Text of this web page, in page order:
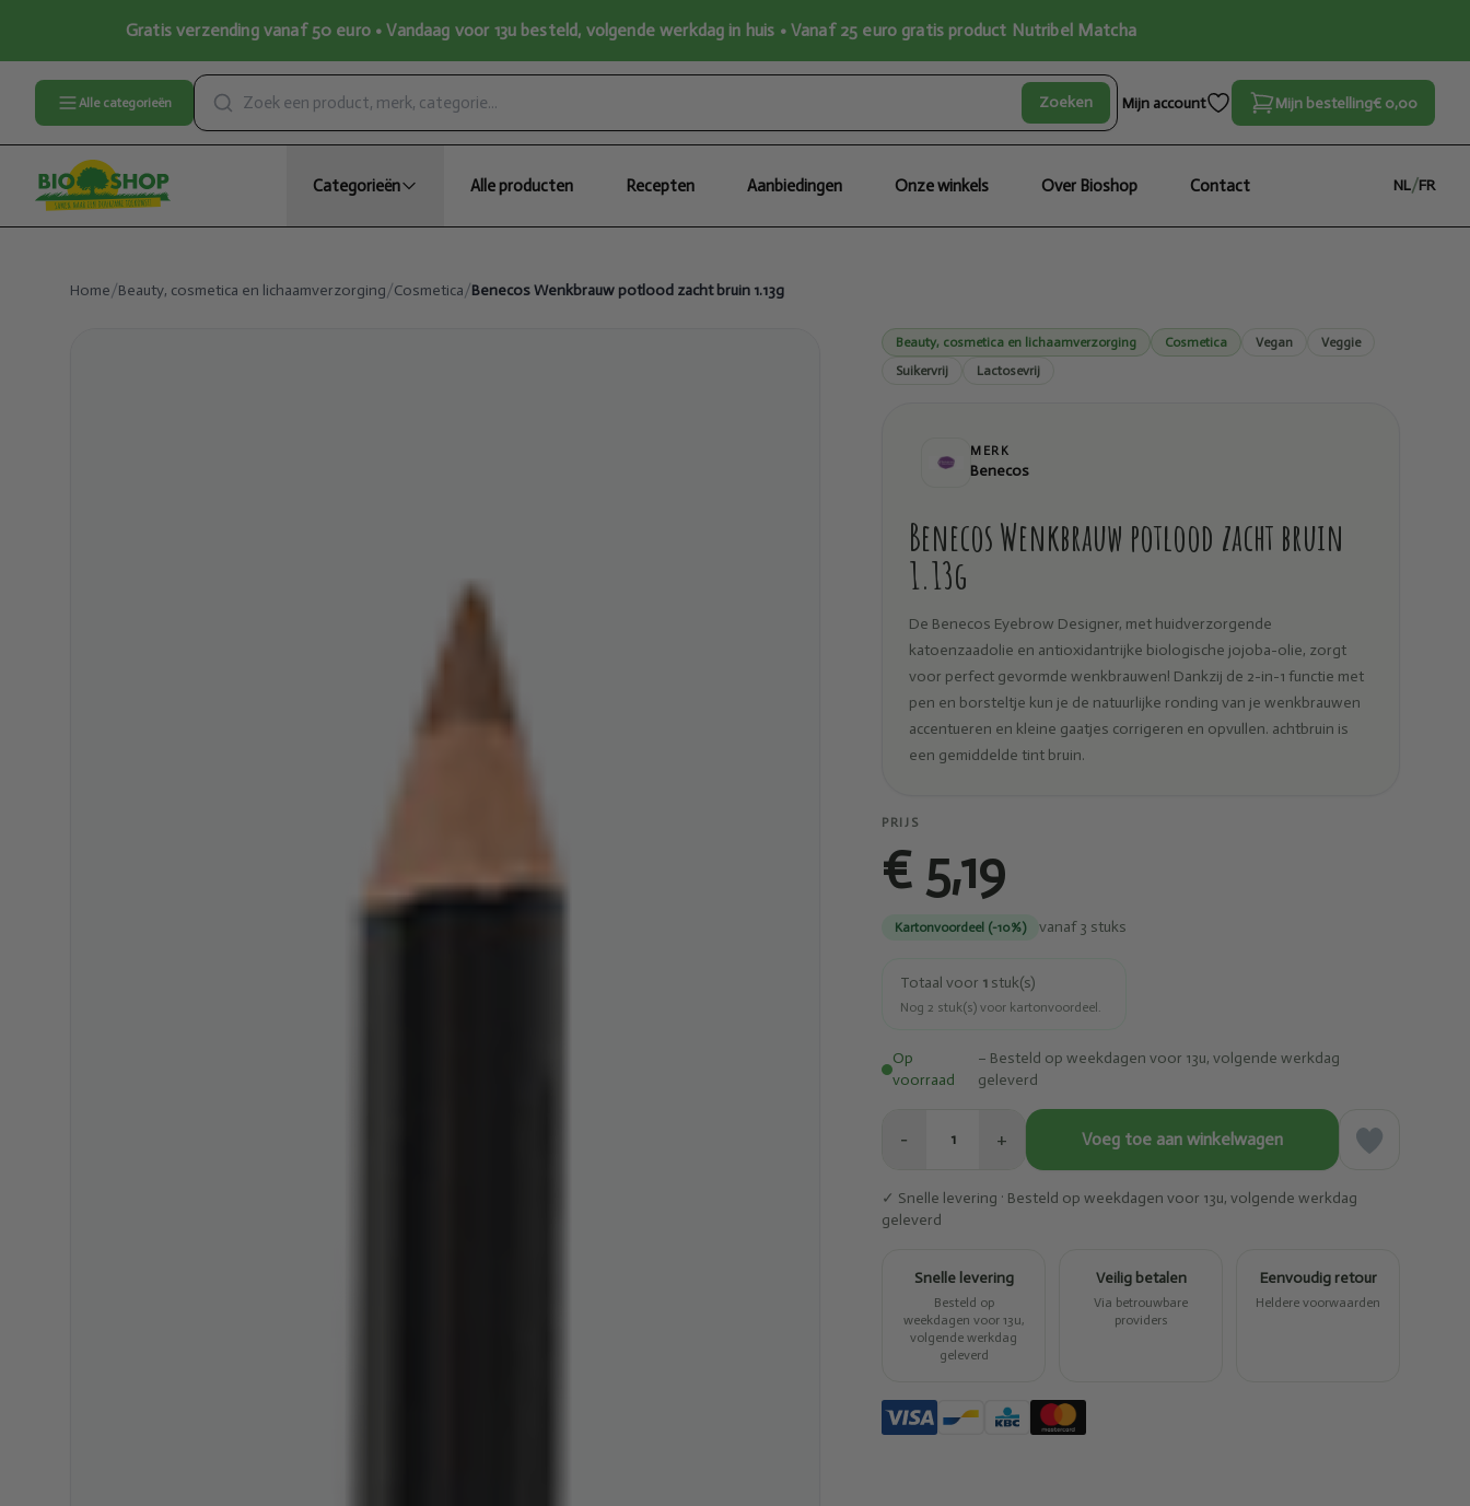
Gratis verzending vanaf 50 euro • Vandaag voor 13u besteld, volgende werkdag in huis • Vanaf 25 euro gratis product Nutribel Matcha
Alle categorieën Zoeken Mijn account Mijn bestelling€ 0,00
Categorieën Alle producten Recepten Aanbiedingen Onze winkels Over Bioshop Contact NL/FR
Home/Beauty, cosmetica en lichaamverzorging/Cosmetica/Benecos Wenkbrauw potlood zacht bruin 1.13g
Beauty, cosmetica en lichaamverzorging Cosmetica Vegan
Veggie
Suikervrij
Lactosevrij
MERK
Benecos
Benecos Wenkbrauw potlood zacht bruin
1.13g
De Benecos Eyebrow Designer, met huidverzorgende
katoenzaadolie en antioxidantrijke biologische jojoba-olie, zorgt
voor perfect gevormde wenkbrauwen! Dankzij de 2-in-1 functie met
pen en borsteltje kun je de natuurlijke ronding van je wenkbrauwen
accentueren en kleine gaatjes corrigeren en opvullen. achtbruin is
een gemiddelde tint bruin.
PRIJS
€ 5,19
Kartonvoordeel (-10%) vanaf 3 stuks
Totaal voor 1 stuk(s)
Nog 2 stuk(s) voor kartonvoordeel.
Op
voorraad
– Besteld op weekdagen voor 13u, volgende werkdag
geleverd
− 1 + Voeg toe aan winkelwagen
✓ Snelle levering · Besteld op weekdagen voor 13u, volgende werkdag
geleverd
Snelle levering
Besteld op
weekdagen voor 13u,
volgende werkdag
geleverd
Veilig betalen
Via betrouwbare
providers
Eenvoudig retour
Heldere voorwaarden